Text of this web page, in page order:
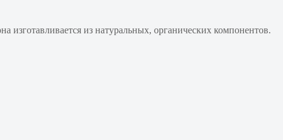
изготавливается из натуральных, органических компонентов.